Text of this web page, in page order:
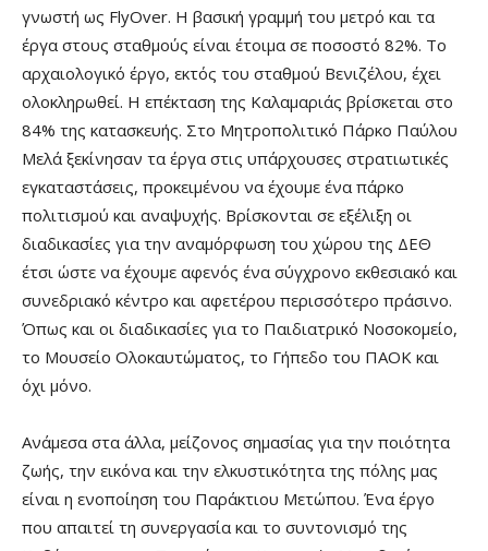
γνωστή ως FlyOver. Η βασική γραμμή του μετρό και τα
έργα στους σταθμούς είναι έτοιμα σε ποσοστό 82%. Το
αρχαιολογικό έργο, εκτός του σταθμού Βενιζέλου, έχει
ολοκληρωθεί. Η επέκταση της Καλαμαριάς βρίσκεται στο
84% της κατασκευής. Στο Μητροπολιτικό Πάρκο Παύλου
Μελά ξεκίνησαν τα έργα στις υπάρχουσες στρατιωτικές
εγκαταστάσεις, προκειμένου να έχουμε ένα πάρκο
πολιτισμού και αναψυχής. Βρίσκονται σε εξέλιξη οι
διαδικασίες για την αναμόρφωση του χώρου της ΔΕΘ
έτσι ώστε να έχουμε αφενός ένα σύγχρονο εκθεσιακό και
συνεδριακό κέντρο και αφετέρου περισσότερο πράσινο.
Όπως και οι διαδικασίες για το Παιδιατρικό Νοσοκομείο,
το Μουσείο Ολοκαυτώματος, το Γήπεδο του ΠΑΟΚ και
όχι μόνο.
Ανάμεσα στα άλλα, μείζονος σημασίας για την ποιότητα
ζωής, την εικόνα και την ελκυστικότητα της πόλης μας
είναι η ενοποίηση του Παράκτιου Μετώπου. Ένα έργο
που απαιτεί τη συνεργασία και το συντονισμό της